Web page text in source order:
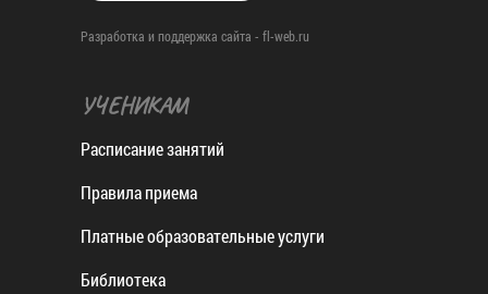
Разработка и поддержка сайта - fl-web.ru
УЧЕНИКАМ
Расписание занятий
Правила приема
Платные образовательные услуги
Библиотека